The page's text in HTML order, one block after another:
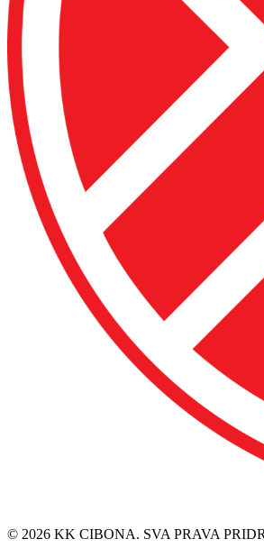
© 2026 KK CIBONA. SVA PRAVA